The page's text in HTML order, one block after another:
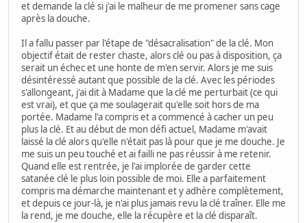
et demande la clé si j'ai le malheur de me promener sans cage
après la douche.
Il a fallu passer par l'étape de "désacralisation" de la clé. Mon
objectif était de rester chaste, alors clé ou pas à disposition, ça
serait un échec et une honte de m'en servir. Alors je me suis
désintéressé autant que possible de la clé. Avec les périodes
s'allongeant, j'ai dit à Madame que la clé me perturbait (ce qui
est vrai), et que ça me soulagerait qu'elle soit hors de ma
portée. Madame l'a compris et a commencé à cacher un peu
plus la clé. Et au début de mon défi actuel, Madame m'avait
laissé la clé alors qu'elle n'était pas là pour que je me douche. Je
me suis un peu touché et ai failli ne pas réussir à me retenir.
Quand elle est rentrée, je l'ai implorée de garder cette
satanée clé le plus loin possible de moi. Elle a parfaitement
compris ma démarche maintenant et y adhère complètement,
et depuis ce jour-là, je n'ai plus jamais revu la clé traîner. Elle me
la rend, je me douche, elle la récupère et la clé disparaît.